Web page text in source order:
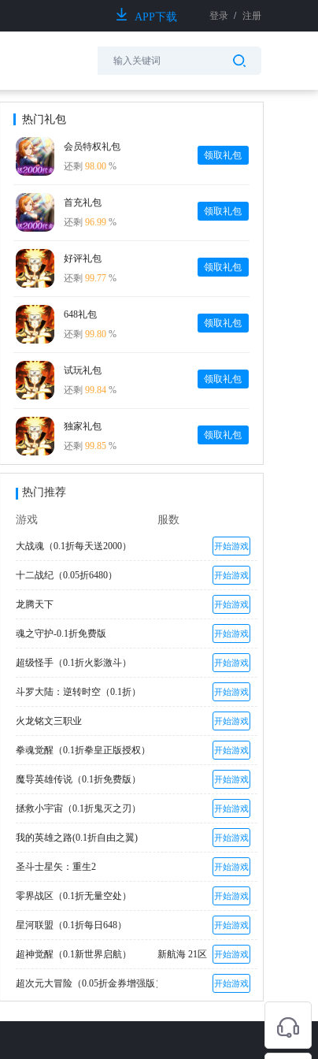
APP下载 登录 / 注册
热门礼包
会员特权礼包
还剩 98.00 %
领取礼包
首充礼包
还剩 96.99 %
领取礼包
好评礼包
还剩 99.77 %
领取礼包
648礼包
还剩 99.80 %
领取礼包
试玩礼包
还剩 99.84 %
领取礼包
独家礼包
还剩 99.85 %
领取礼包
热门推荐
游戏 服数
大战魂（0.1折每天送2000） 开始游戏
十二战纪（0.05折6480） 开始游戏
龙腾天下 开始游戏
魂之守护-0.1折免费版 开始游戏
超级怪手（0.1折火影激斗） 开始游戏
斗罗大陆：逆转时空（0.1折） 开始游戏
火龙铭文三职业 开始游戏
拳魂觉醒（0.1折拳皇正版授权） 开始游戏
魔导英雄传说（0.1折免费版） 开始游戏
拯救小宇宙（0.1折鬼灭之刃） 开始游戏
我的英雄之路(0.1折自由之翼) 开始游戏
圣斗士星矢：重生2 开始游戏
零界战区（0.1折无量空处） 开始游戏
星河联盟（0.1折每日648） 开始游戏
超神觉醒（0.1新世界启航） 新航海 21区 开始游戏
超次元大冒险（0.05折金券增强版） 开始游戏